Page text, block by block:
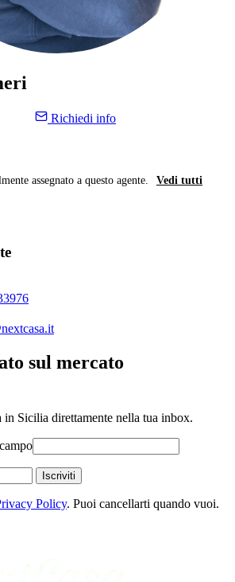
Richiedi info
assegnato a questo agente.
Vedi tutti
sul mercato
Sicilia direttamente nella tua inbox.
Iscriviti
Policy. Puoi cancellarti quando vuoi.